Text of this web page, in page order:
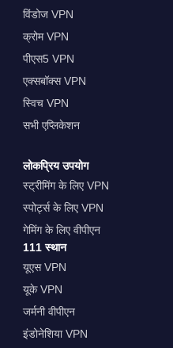
विंडोज VPN
क्रोम VPN
पीएस5 VPN
एक्सबॉक्स VPN
स्विच VPN
सभी एप्लिकेशन
लोकप्रिय उपयोग
स्ट्रीमिंग के लिए VPN
स्पोर्ट्स के लिए VPN
गेमिंग के लिए वीपीएन
111 स्थान
यूएस VPN
यूके VPN
जर्मनी वीपीएन
इंडोनेशिया VPN